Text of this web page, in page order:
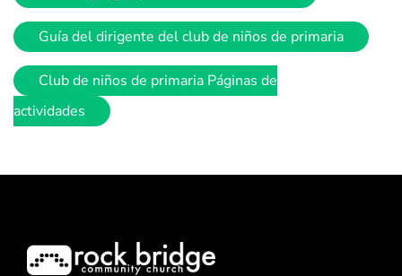
Guía del dirigente del club de niños de primaria
Club de niños de primaria Páginas de
actividades